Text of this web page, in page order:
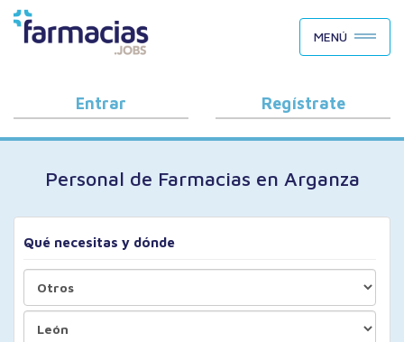
BUSCAR CANDIDATOS
OFERTAS DE EMPLEO
COMO FUNCIONA
PORQUÉ FARMACIAS.JOBS
BLOG
MENÚ
Entrar Regístrate
Personal de Farmacias en Arganza
Qué necesitas y dónde